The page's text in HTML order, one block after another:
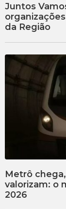
Juntos
da Região
Metrô
valorizam: o
2026